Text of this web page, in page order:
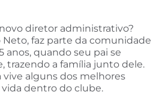
diretor administrativo?
Neto, faz parte da comunidade
anos, quando seu pai se
trazendo a família junto dele.
vive alguns dos melhores
dentro do clube.